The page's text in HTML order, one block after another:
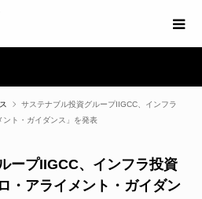
サステナブル投資グループIIGCC、インフラ
ト・ガイダンス」を発表
ープIIGCC、インフラ投資
・アライメント・ガイダン